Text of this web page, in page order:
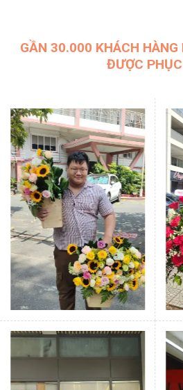
Bó hoa ly hồng và
GẦN 30.000 KHÁCH
ĐƯỢC